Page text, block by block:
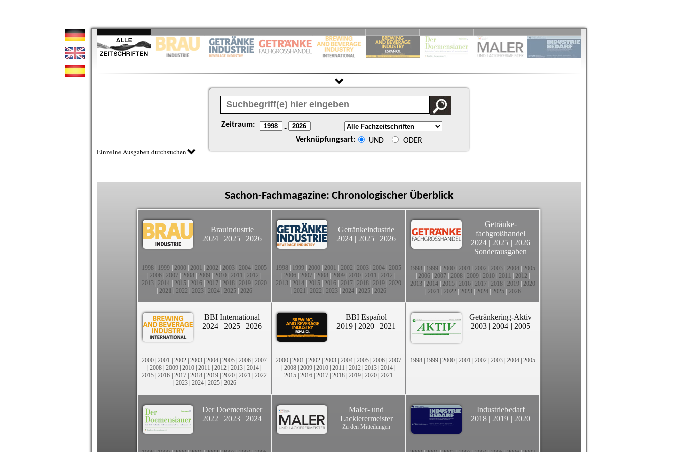
Zeitraum: -
Verknüpfungsart: UND ODER
Einzelne Ausgaben durchsuchen
Sachon-Fachmagazine: Chronologischer Überblick
Brauindustrie
2024 | 2025 | 2026
1998 1999 2000 2001 2002 2003 2004 2005
2006 2007 2008 2009 2010 2011 2012
2013 2014 2015 2016 2017 2018 2019 2020
2021 2022 2023| 2024| 2025| 2026
Getränkeindustrie
2024 | 2025 | 2026
1998 1999 2000 2001 2002 2003 2004 2005
2006 2007 2008 2009 2010 2011 2012
2013 2014 2015 2016 2017 2018 2019 2020
2021 2022 2023| 2024| 2025| 2026
Getränke-
fachgroßhandel
2024 | 2025 | 2026
Sonderausgaben
1998 1999 2000 2001 2002 2003 2004 2005
2006 2007 2008 2009 2010 2011 2012
2013 2014 2015 2016 2017 2018 2019 2020
2021 2022 2023| 2024| 2025| 2026
BBI International
2024 | 2025 | 2026
2000 | 2001 | 2002 | 2003 | 2004 | 2005 | 2006 | 2007
| 2008 | 2009 | 2010 | 2011 | 2012 | 2013 | 2014 |
2015 | 2016 | 2017 | 2018 | 2019 | 2020 | 2021 | 2022
| 2023| 2024| 2025| 2026
BBI Español
2019 | 2020 | 2021
2000 | 2001 | 2002 | 2003 | 2004 | 2005 | 2006 | 2007
| 2008 | 2009 | 2010 | 2011 | 2012 | 2013 | 2014 |
2015 | 2016 | 2017 | 2018 | 2019 | 2020 | 2021
Getränkering-Aktiv
2003 | 2004 | 2005
1998 | 1999 | 2000 | 2001 | 2002 | 2003 | 2004 | 2005
Der Doemensianer
2022 | 2023 | 2024
Maler- und
Lackierermeister
Zu den Mitteilungen
Industriebedarf
2018 | 2019 | 2020